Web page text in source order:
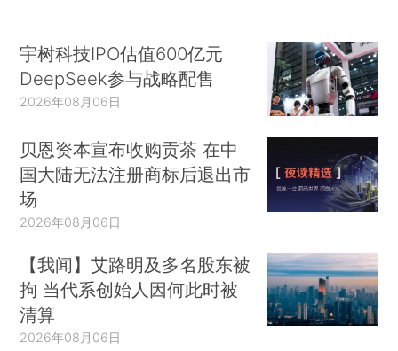
宇树科技IPO估值600亿元
DeepSeek参与战略配售
2026年08月06日
贝恩资本宣布收购贡茶 在中
国大陆无法注册商标后退出市
场
2026年08月06日
【我闻】艾路明及多名股东被
拘 当代系创始人因何此时被
清算
2026年08月06日